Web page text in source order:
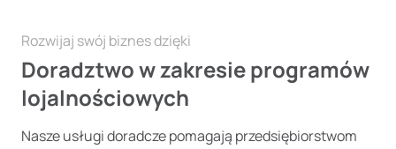
Rozwijaj swój biznes dzięki
Doradztwo w zakresie programów
lojalnościowych
Nasze usługi doradcze pomagają przedsiębiorstwom